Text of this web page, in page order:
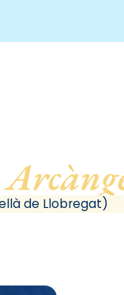
de Llobregat)